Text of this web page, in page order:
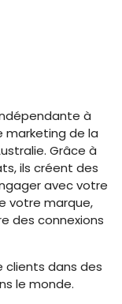
à
marketing de la
Grâce à
ils créent des
avec votre
votre marque,
des connexions
clients dans des
le monde.